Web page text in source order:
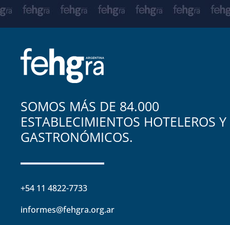
SOMOS MÁS DE 84.000
ESTABLECIMIENTOS HOTELEROS Y
GASTRONÓMICOS.
+54 11 4822-7733
informes@fehgra.org.ar